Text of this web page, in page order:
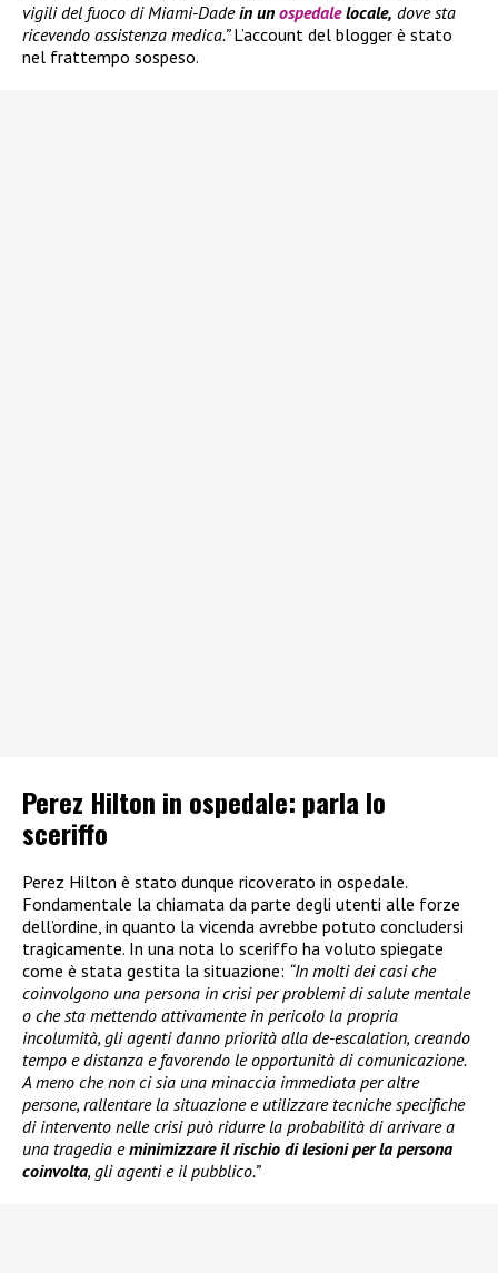
vigili del fuoco di Miami-Dadein un ospedalelocale, dove sta
ricevendo assistenza medica.”L’account del blogger è stato
nel frattempo sospeso.
Perez Hilton in ospedale: parla lo
sceriffo
Perez Hilton è stato dunque ricoverato in ospedale.
Fondamentale la chiamata da parte degli utenti alle forze
dell’ordine, in quanto la vicenda avrebbe potuto concludersi
tragicamente. In una nota lo sceriffo ha voluto spiegate
come è stata gestita la situazione: “In molti dei casi che
coinvolgono una persona in crisi per problemi di salute mentale
o che sta mettendo attivamente in pericolo la propria
incolumità, gli agenti danno priorità alla de-escalation, creando
tempo e distanza e favorendo le opportunità di comunicazione.
A meno che non ci sia una minaccia immediata per altre
persone, rallentare la situazione e utilizzare tecniche specifiche
di intervento nelle crisi può ridurre la probabilità di arrivare a
una tragedia eminimizzare il rischio di lesioni per la persona
coinvolta, gli agenti e il pubblico.”